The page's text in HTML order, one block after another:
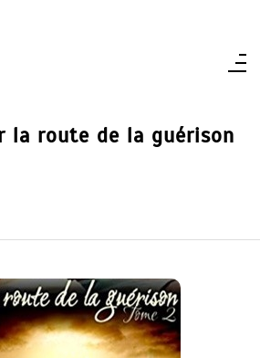
la route de la guérison